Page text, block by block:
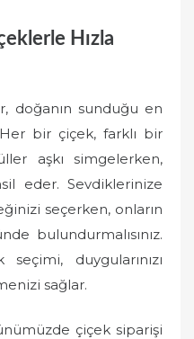
Hızla
doğanın sunduğu en
bir çiçek, farklı bir
aşkı simgelerken,
eder. Sevdiklerinize
seçerken, onların
bulundurmalısınız.
duygularınızı
sağlar.
çiçek siparişi